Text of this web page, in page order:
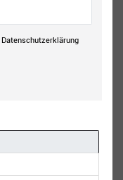
Daten­schutz­erklärung